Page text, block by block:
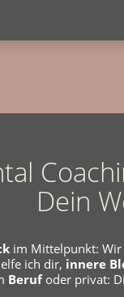
Dein
im Mittelpunkt: Wir
ich dir, innere
Berufoder privat: